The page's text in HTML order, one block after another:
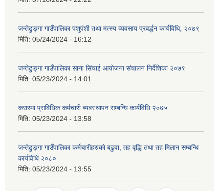
जन्तेढुङ्गा गाउँपालिका पशुपंशी तथा मत्स्य व्यवसाय प्रवर्द्धन कार्यविधि, २०७९
मिति: 05/24/2024 - 16:12
जन्तेढुङ्गा गाउँपालिका साना सिंचाई आयोजना संचालन निर्देशिका २०७९
मिति: 05/23/2024 - 14:01
करारमा प्राविधिक कर्मचारी ब्यबस्थापन सम्बन्धि कार्यविधि २०७५
मिति: 05/23/2024 - 13:58
जन्तेढुङ्गा गाउँपालिका कर्मचारीहरुको बढुवा, तह वृद्धि तथा तह मिलान सम्बन्धि
कार्यविधि २०८०
मिति: 05/23/2024 - 13:55